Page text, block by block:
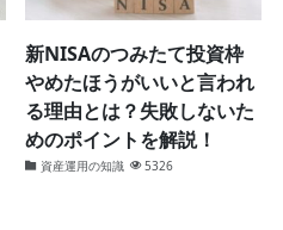
新NISAのつみたて投資枠
やめたほうがいいと言われ
る理由とは？失敗しないた
めのポイントを解説！
資産運用の知識 5326